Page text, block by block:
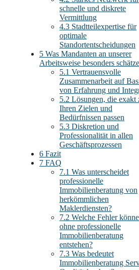
schnelle und diskrete
Vermittlung
4.3 Stadtteilexpertise für
optimale
Standortentscheidungen
5 Was Mandanten an unserer
Arbeitsweise besonders
5.1 Vertrauensvolle
Zusammenarbeit auf
von Erfahrung und
5.2 Lösungen, die exakt
Ihren Zielen und
Bedürfnissen passen
5.3 Diskretion und
Professionalität in allen
Geschäftsprozessen
6 Fazit
7 FAQ
7.1 Was unterscheidet
professionelle
Immobilienberatung von
herkömmlichen
Maklerdiensten?
7.2 Welche Fehler
ohne professionelle
Immobilienberatung
entstehen?
7.3 Was bedeutet
Immobilienberatung